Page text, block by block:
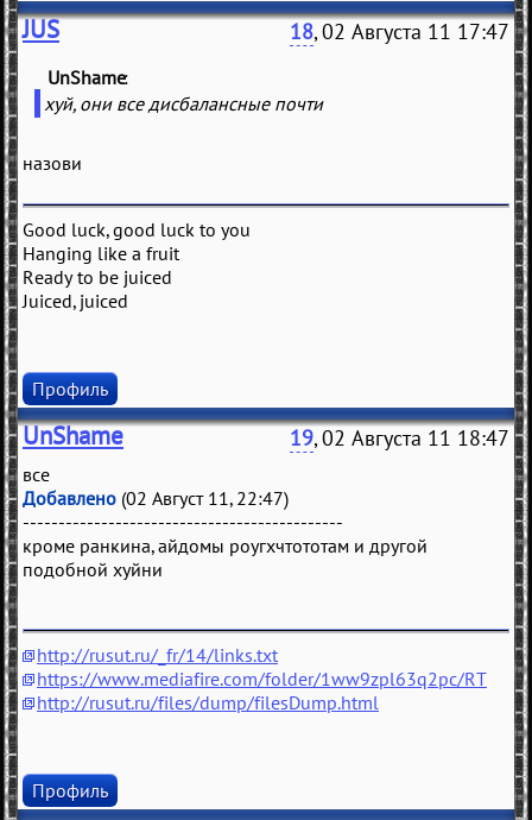
JUS 18, 02 Августа 11 17:47
UnShame
хуй, они все дисбалансные почти
назови
Good luck, good luck to you
Hanging like a fruit
Ready to be juiced
Juiced, juiced
Профиль
UnShame 19, 02 Августа 11 18:47
все
Добавлено (02 Август 11, 22:47)
---------------------------------------------
кроме ранкина, айдомы роугхчтототам и другой
подобной хуйни
http://rusut.ru/_fr/14/links.txt
https://www.mediafire.com/folder/1ww9zpl63q2pc/RT
http://rusut.ru/files/dump/filesDump.html
Профиль